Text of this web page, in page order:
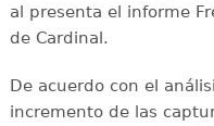
al presenta el informe
de Cardinal.
De acuerdo con el
incremento de las